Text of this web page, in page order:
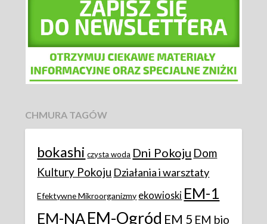
CHMURA TAGÓW
bokashi czysta woda Dni Pokoju Dom
Kultury Pokoju Działania i warsztaty
Efektywne Mikroorganizmy ekowioski EM-1
EM-NAEM-Ogród EM 5 EM bio